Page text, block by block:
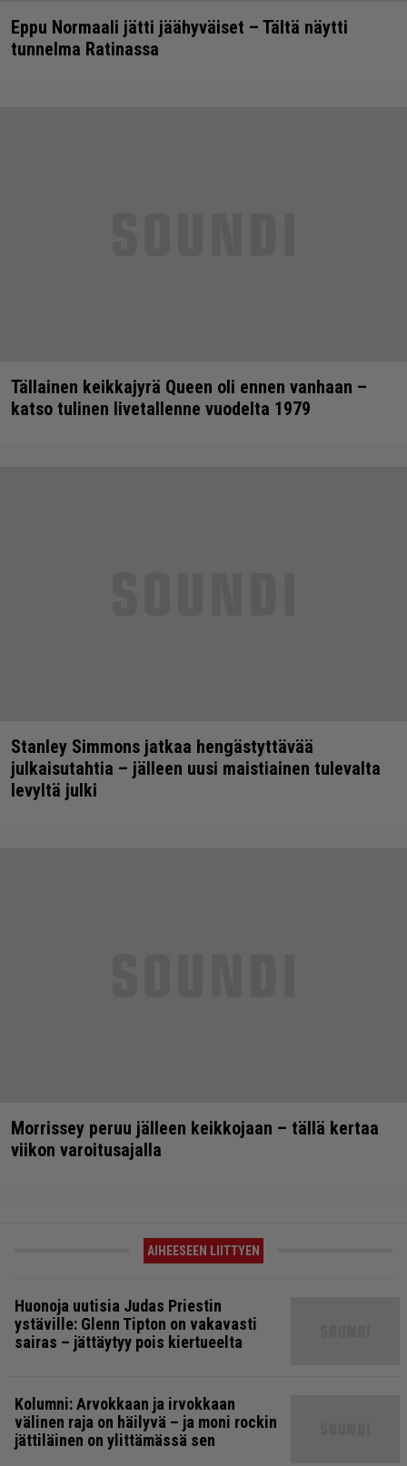
Eppu Normaali jätti jäähyväiset – Tältä näytti
tunnelma Ratinassa
Tällainen keikkajyrä Queen oli ennen vanhaan –
katso tulinen livetallenne vuodelta 1979
Stanley Simmons jatkaa hengästyttävää
julkaisutahtia – jälleen uusi maistiainen tulevalta
levyltä julki
Morrissey peruu jälleen keikkojaan – tällä kertaa
viikon varoitusajalla
AIHEESEEN LIITTYEN
Huonoja uutisia Judas Priestin
ystäville: Glenn Tipton on vakavasti
sairas – jättäytyy pois kiertueelta
Kolumni: Arvokkaan ja irvokkaan
välinen raja on häilyvä – ja moni rockin
jättiläinen on ylittämässä sen